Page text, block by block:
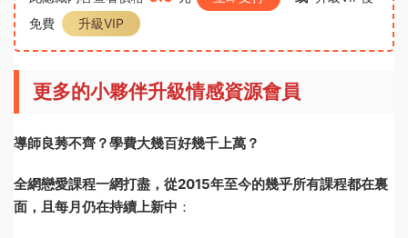
免費
升級VIP
更多的小夥伴升級情感資源會員
導師良莠不齊？學費大幾百好幾千上萬？
全網戀愛課程一網打盡，從2015年至今的幾乎所有課程都在裏
面，且每月仍在持續上新中 ：